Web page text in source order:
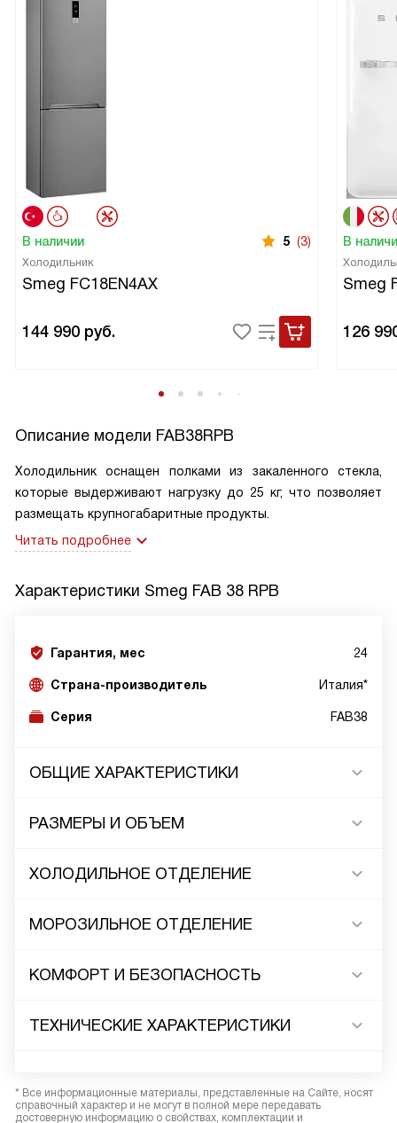
В наличии 5 (3)
Холодильник
Smeg FC18EN4AX
144 990 руб.
В
Smeg
126
Описание модели FAB38RPB
Холодильник оснащен полками из закаленного стекла,
которые выдерживают нагрузку до 25 кг, что позволяет
размещать крупногабаритные продукты.
Читать подробнее
Характеристики Smeg FAB 38 RPB
Гарантия, мес 24
Страна-производитель Италия*
Серия FAB38
ОБЩИЕ ХАРАКТЕРИСТИКИ
РАЗМЕРЫ И ОБЪЕМ
ХОЛОДИЛЬНОЕ ОТДЕЛЕНИЕ
МОРОЗИЛЬНОЕ ОТДЕЛЕНИЕ
КОМФОРТ И БЕЗОПАСНОСТЬ
ТЕХНИЧЕСКИЕ ХАРАКТЕРИСТИКИ
* Все информационные материалы, представленные на Сайте, носят
справочный характер и не могут в полной мере передавать
достоверную информацию о свойствах, комплектации и